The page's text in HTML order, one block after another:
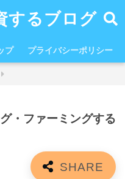
するブログ
プ プライバシーポリシー
・ファーミングする